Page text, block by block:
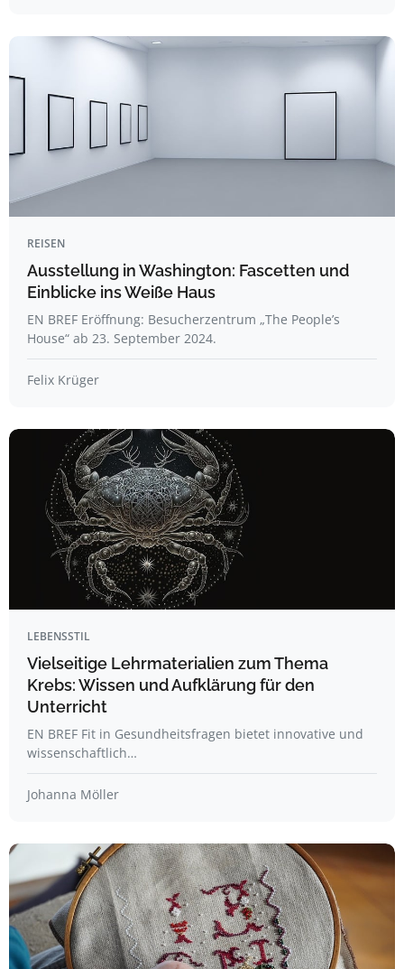
REISEN
Ausstellung in Washington: Fascetten und
Einblicke ins Weiße Haus
EN BREF Eröffnung: Besucherzentrum „The People’s
House“ ab 23. September 2024.
Felix Krüger
LEBENSSTIL
Vielseitige Lehrmaterialien zum Thema
Krebs: Wissen und Aufklärung für den
Unterricht
EN BREF Fit in Gesundheitsfragen bietet innovative und
wissenschaftlich…
Johanna Möller